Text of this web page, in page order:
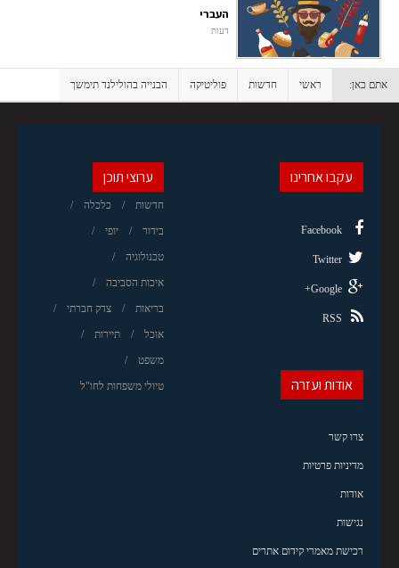
העברי
דעות
אתם כאן: ראשי חדשות פוליטיקה הבנייה בהולילנד תימשך
ערוצי תוכן
חדשות כלכלה
בידור יופי
טכנולוגיה
איכות הסביבה
בריאות צדק חברתי
אוכל תיירות
משפט
טיולי משפחות לחו"ל
עקבו אחרינו
Facebook
Twitter
Google+
RSS
אודות ועזרה
צרו קשר
מדיניות פרטיות
אודות
נגישות
רכישת מאמרי קידום אתרים